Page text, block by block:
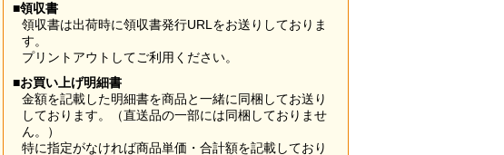
■領収書
領収書は出荷時に領収書発行URLをお送りしておりま
す。
プリントアウトしてご利用ください。
■お買い上げ明細書
金額を記載した明細書を商品と一緒に同梱してお送り
しております。（直送品の一部には同梱しておりませ
ん。）
特に指定がなければ商品単価・合計額を記載しており